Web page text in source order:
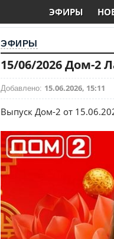
ЭФИРЫ
ЭФИРЫ
15/06/2026 Дом-2
Добавлено: 15.06.2026, 15:11
Выпуск Дом-2 от